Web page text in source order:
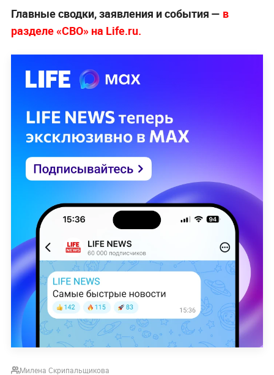
Главные сводки, заявления и события — в
разделе «СВО» на Life.ru.
Милена Скрипальщикова